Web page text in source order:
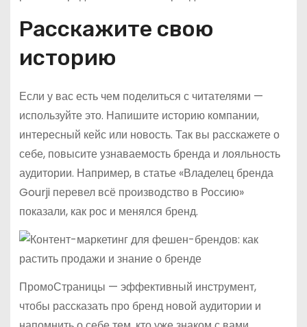
Расскажите свою
историю
Если у вас есть чем поделиться с читателями —
используйте это. Напишите историю компании,
интересный кейс или новость. Так вы расскажете о
себе, повысите узнаваемость бренда и лояльность
аудитории. Например, в статье «Владелец бренда
Gourji перевел всё производство в Россию»
показали, как рос и менялся бренд.
ПромоСтраницы — эффективный инструмент,
чтобы рассказать про бренд новой аудитории и